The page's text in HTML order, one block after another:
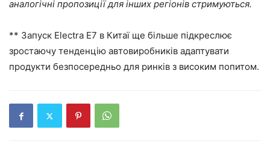
аналогічні пропозиції для інших регіонів стримуються.
** Запуск Electra E7 в Китаї ще більше підкреслює
зростаючу тенденцію автовиробників адаптувати
продукти безпосередньо для ринків з високим попитом.